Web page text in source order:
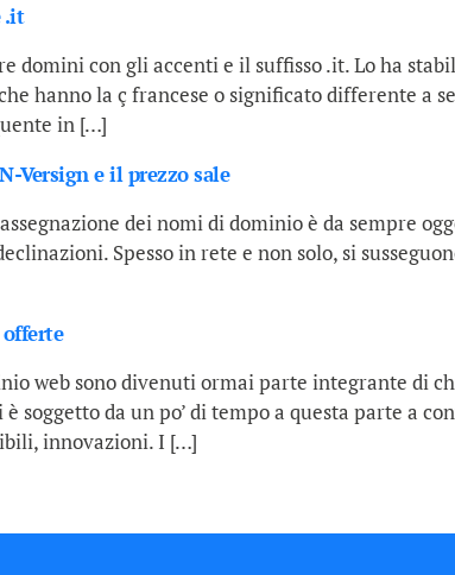
.it
domini con gli accenti e il suffisso .it. Lo ha
hanno la ç francese o significato differente a
in […]
Versign e il prezzo sale
dei nomi di dominio è da sempre
Spesso in rete e non solo, si
web sono divenuti ormai parte integrante
soggetto da un po’ di tempo a questa parte a
innovazioni. I […]